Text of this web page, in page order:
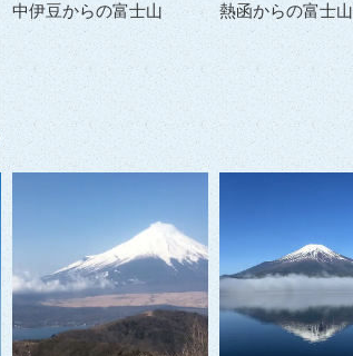
中伊豆からの富士山 熱函からの富士山